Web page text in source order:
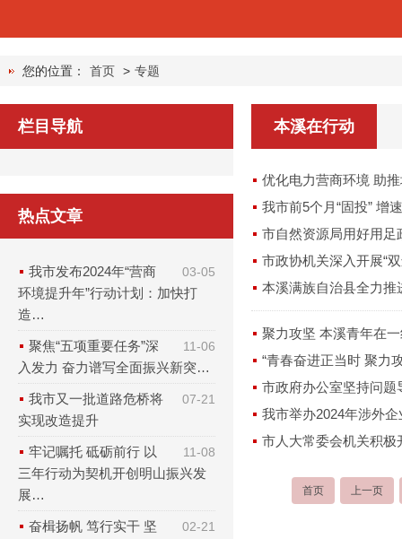
您的位置： 首页 > 专题
栏目导航
热点文章
03-05
我市发布2024年“营商
环境提升年”行动计划：加快打
造…
11-06
聚焦“五项重要任务”深
入发力 奋力谱写全面振兴新突…
07-21
我市又一批道路危桥将
实现改造提升
11-08
牢记嘱托 砥砺前行 以
三年行动为契机开创明山振兴发
展…
02-21
奋楫扬帆 笃行实干 坚
本溪在行动
优化电力营商环境 助
我市前5个月“固投” 增
市自然资源局用好用
市政协机关深入开展“
本溪满族自治县全力
聚力攻坚 本溪青年在
“青春奋进正当时 聚力
市政府办公室坚持问题
我市举办2024年涉外
市人大常委会机关积极
首页 上一页